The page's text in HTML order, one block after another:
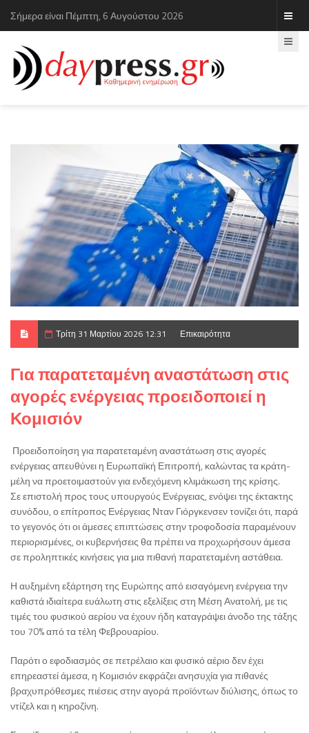
Σήμερα είναι Πέμπτη, 6 Αυγούστου 2026
Τρίτη 31 Μαρτίου 2026 12:31 Επικαιρότητα
Για παρατεταμένη αναστάτωση στις
αγορές ενέργειας προειδοποιεί η
Κομισιόν
Προειδοποίηση για παρατεταμένη αναστάτωση στις αγορές
ενέργειας απευθύνει η Ευρωπαϊκή Επιτροπή, καλώντας τα κράτη-
μέλη να προετοιμαστούν για ενδεχόμενη κλιμάκωση της κρίσης.
Σε επιστολή προς τους υπουργούς Ενέργειας, ενόψει της έκτακτης
συνόδου, ο επίτροπος Ενέργειας Νταν Γιόργκενσεντονίζει ότι, παρά
το γεγονός ότι οι άμεσες επιπτώσεις στην τροφοδοσία παραμένουν
περιορισμένες, οι κυβερνήσεις θα πρέπει να προχωρήσουν άμεσα
σε προληπτικές κινήσεις για μια πιθανή παρατεταμένη αστάθεια.
Η αυξημένη εξάρτηση της Ευρώπης από εισαγόμενη ενέργεια την
καθιστά ιδιαίτερα ευάλωτη στις εξελίξεις στη Μέση Ανατολή, με τις
τιμές του φυσικού αερίου να έχουν ήδη καταγράψει άνοδο της τάξης
του 70% από τα τέλη Φεβρουαρίου.
Παρότι ο εφοδιασμός σε πετρέλαιο και φυσικό αέριο δεν έχει
επηρεαστεί άμεσα, η Κομισιόν εκφράζει ανησυχία για πιθανές
βραχυπρόθεσμες πιέσεις στην αγορά προϊόντων διύλισης, όπως το
ντίζελ και η κηροζίνη.